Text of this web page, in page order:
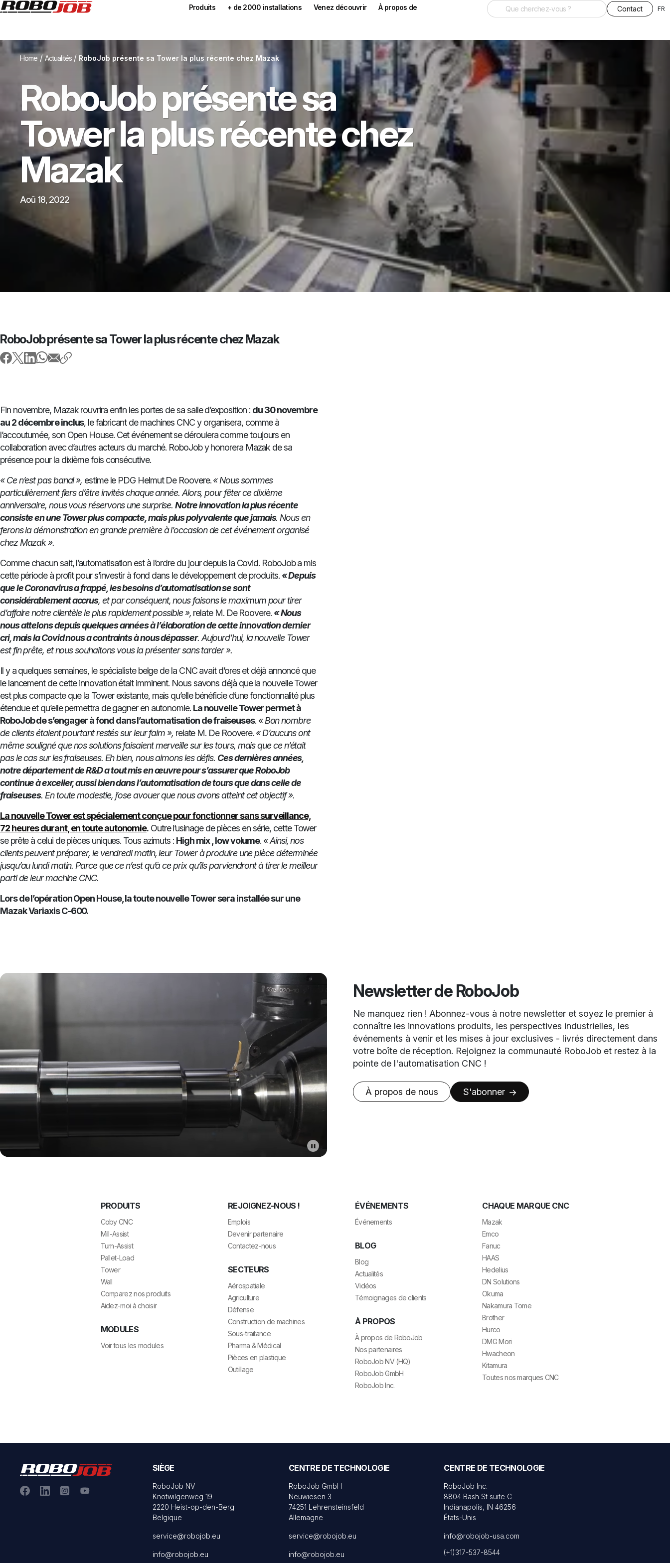
Produits + de 2000 installations Venez découvrir À propos de Contact FR
Home /Actualités / RoboJob présente sa Tower la plus récente chez Mazak
RoboJob présente sa
Tower la plus récente chez
Mazak
Aoû 18, 2022
RoboJob présente sa Tower la plus récente chez Mazak
Fin novembre, Mazak rouvrira enfin les portes de sa salle d’exposition : du 30 novembre
au 2 décembre inclus, le fabricant de machines CNC y organisera, comme à
l’accoutumée, son Open House. Cet événement se déroulera comme toujours en
collaboration avec d’autres acteurs du marché. RoboJob y honorera Mazak de sa
présence pour la dixième fois consécutive.
« Ce n’est pas banal », estime le PDG Helmut De Roovere.« Nous sommes
particulièrement fiers d’être invités chaque année. Alors, pour fêter ce dixième
anniversaire, nous vous réservons une surprise. Notre innovation la plus récente
consiste en une Tower plus compacte, mais plus polyvalente que jamais. Nous en
ferons la démonstration en grande première à l’occasion de cet événement organisé
chez Mazak ».
Comme chacun sait, l’automatisation est à l’ordre du jour depuis la Covid. RoboJob a mis
cette période à profit pour s’investir à fond dans le développement de produits. « Depuis
que le Coronavirus a frappé, les besoins d’automatisation se sont
considérablement accrus, et par conséquent, nous faisons le maximum pour tirer
d’affaire notre clientèle le plus rapidement possible », relate M. De Roovere. « Nous
nous attelons depuis quelques années à l’élaboration de cette innovation dernier
cri, mais la Covid nous a contraints à nous dépasser. Aujourd’hui, la nouvelle Tower
est fin prête, et nous souhaitons vous la présenter sans tarder ».
Il y a quelques semaines, le spécialiste belge de la CNC avait d’ores et déjà annoncé que
le lancement de cette innovation était imminent. Nous savons déjà que la nouvelle Tower
est plus compacte que la Tower existante, mais qu’elle bénéficie d’une fonctionnalité plus
étendue et qu’elle permettra de gagner en autonomie. La nouvelle Tower permet à
RoboJob de s’engager à fond dans l’automatisation de fraiseuses. « Bon nombre
de clients étaient pourtant restés sur leur faim », relate M. De Roovere. « D’aucuns ont
même souligné que nos solutions faisaient merveille sur les tours, mais que ce n’était
pas le cas sur les fraiseuses. Eh bien, nous aimons les défis. Ces dernières années,
notre département de R&D a tout mis en œuvre pour s’assurer que RoboJob
continue à exceller, aussi bien dans l’automatisation de tours que dans celle de
fraiseuses. En toute modestie, j’ose avouer que nous avons atteint cet objectif ».
La nouvelle Tower est spécialement conçue pour fonctionner sans surveillance,
72 heures durant, en toute autonomie. Outre l’usinage de pièces en série, cette Tower
se prête à celui de pièces uniques. Tous azimuts : High mix , low volume. « Ainsi, nos
clients peuvent préparer, le vendredi matin, leur Tower à produire une pièce déterminée
jusqu’au lundi matin. Parce que ce n’est qu’à ce prix qu’ils parviendront à tirer le meilleur
parti de leur machine CNC.
Lors de l’opération Open House, la toute nouvelle Tower sera installée sur une
Mazak Variaxis C-600.
Newsletter de RoboJob
Ne manquez rien ! Abonnez-vous à notre newsletter et soyez le premier à
connaître les innovations produits, les perspectives industrielles, les
événements à venir et les mises à jour exclusives - livrés directement dans
votre boîte de réception. Rejoignez la communauté RoboJob et restez à la
pointe de l'automatisation CNC !
À propos de nous S'abonner
PRODUITS
Coby CNC
Mill-Assist
Turn-Assist
Pallet-Load
Tower
Wall
Comparez nos produits
Aidez-moi à choisir
MODULES
Voir tous les modules
REJOIGNEZ-NOUS !
Emplois
Devenir partenaire
Contactez-nous
SECTEURS
Aérospatiale
Agriculture
Défense
Construction de machines
Sous-traitance
Pharma & Médical
Pièces en plastique
Outillage
ÉVÉNEMENTS
Événements
BLOG
Blog
Actualités
Vidéos
Témoignages de clients
À PROPOS
À propos de RoboJob
Nos partenaires
RoboJob NV (HQ)
RoboJob GmbH
RoboJob Inc.
CHAQUE MARQUE CNC
Mazak
Emco
Fanuc
HAAS
Hedelius
DN Solutions
Okuma
Nakamura Tome
Brother
Hurco
DMG Mori
Hwacheon
Kitamura
Toutes nos marques CNC
SIÈGE
RoboJob NV
Knotwilgenweg 19
2220 Heist-op-den-Berg
Belgique
service@robojob.eu
info@robojob.eu
CENTRE DE TECHNOLOGIE
RoboJob GmbH
Neuwiesen 3
74251 Lehrensteinsfeld
Allemagne
service@robojob.eu
info@robojob.eu
CENTRE DE TECHNOLOGIE
RoboJob Inc.
8804 Bash St suite C
Indianapolis, IN 46256
États-Unis
info@robojob-usa.com
(+1)317-537-8544